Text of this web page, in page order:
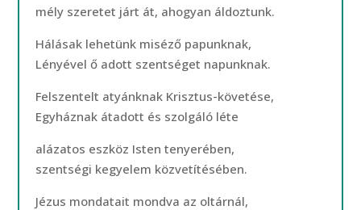
mély szeretet járt át, ahogyan áldoztunk.
Hálásak lehetünk miséző papunknak,
Lényével ő adott szentséget napunknak.
Felszentelt atyánknak Krisztus-követése,
Egyháznak átadott és szolgáló léte
alázatos eszköz Isten tenyerében,
szentségi kegyelem közvetítésében.
Jézus mondatait mondva az oltárnál,